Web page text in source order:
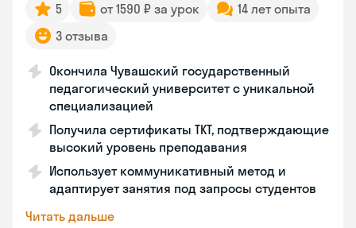
5 от 1590 ₽ за урок
14 лет опыта
3 отзыва
Окончила Чувашский государственный
педагогический университет с уникальной
специализацией
Получила сертификаты TKT, подтверждающие
высокий уровень преподавания
Использует коммуникативный метод и
адаптирует занятия под запросы студентов
Читать дальше